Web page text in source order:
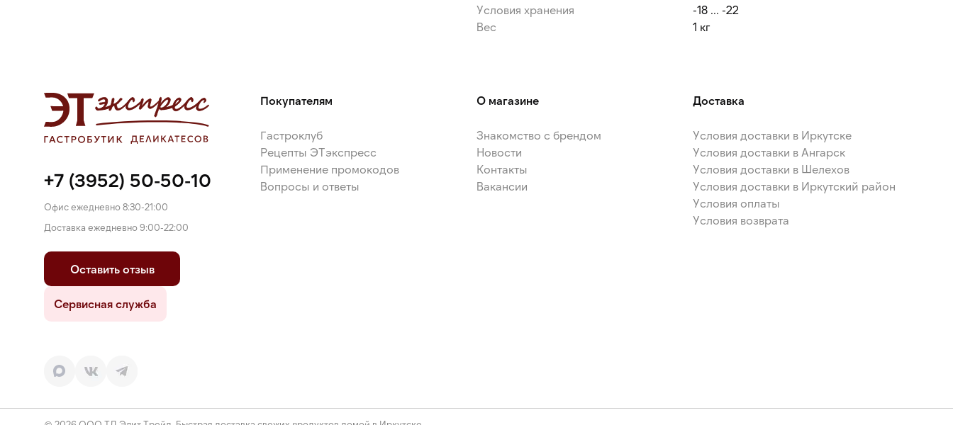
Условия хранения
-18 ... -22
Вес
1 кг
+7 (3952) 50-50-10
Офис ежедневно 8:30-21:00
Доставка ежедневно 9:00-22:00
Оставить отзыв
Сервисная служба
Покупателям
Гастроклуб
Рецепты ЭТэкспресс
Применение промокодов
Вопросы и ответы
О магазине
Знакомство с брендом
Новости
Контакты
Вакансии
Доставка
Условия доставки в Иркутске
Условия доставки в Ангарск
Условия доставки в Шелехов
Условия доставки в Иркутский район
Условия оплаты
Условия возврата